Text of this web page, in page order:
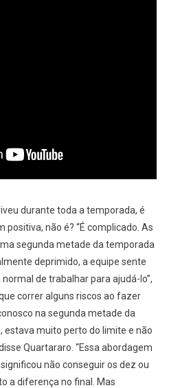
durante toda a temporada, é
não é? “É complicado. As
segunda metade da temporada
deprimido, a equipe sente
de trabalhar para ajudá-lo”,
correr alguns riscos ao fazer
na segunda metade da
estava muito perto do limite e não
Quartararo. “Essa abordagem
não conseguir os dez ou
a diferença no final. Mas